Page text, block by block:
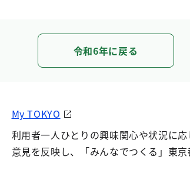
令和6年に戻る
My TOKYO
利用者一人ひとりの興味関心や状況に
意見を反映し、「みんなでつくる」東